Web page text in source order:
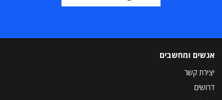
אנשים ומחשבים
יצירת קשר
דרושים